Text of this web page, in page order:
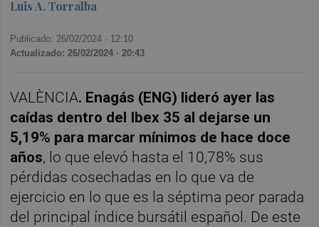
Luis A. Torralba
Publicado: 26/02/2024 · 12:10
Actualizado: 26/02/2024 · 20:43
VALÈNCIA. Enagás (ENG) lideró ayer las
caídas dentro del Ibex 35 al dejarse un
5,19% para marcar mínimos de hace doce
años, lo que elevó hasta el 10,78% sus
pérdidas cosechadas en lo que va de
ejercicio en lo que es la séptima peor parada
del principal índice bursátil español. De este